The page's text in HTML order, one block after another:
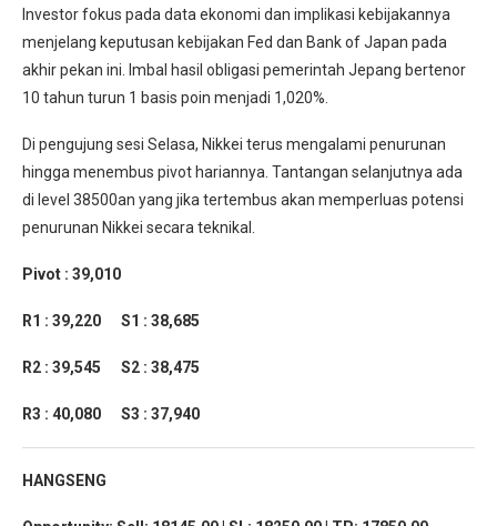
Investor fokus pada data ekonomi dan implikasi kebijakannya
menjelang keputusan kebijakan Fed dan Bank of Japan pada
akhir pekan ini. Imbal hasil obligasi pemerintah Jepang bertenor
10 tahun turun 1 basis poin menjadi 1,020%.
Di pengujung sesi Selasa, Nikkei terus mengalami penurunan
hingga menembus pivot hariannya. Tantangan selanjutnya ada
di level 38500an yang jika tertembus akan memperluas potensi
penurunan Nikkei secara teknikal.
Pivot : 39,010
R1 : 39,220 S1 : 38,685
R2 : 39,545 S2 : 38,475
R3 : 40,080 S3 : 37,940
HANGSENG